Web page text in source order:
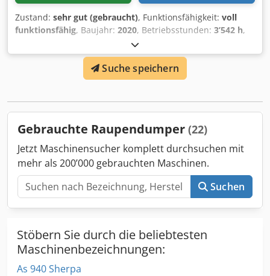
Zustand: sehr gut (gebraucht), Funktionsfähigkeit: voll
funktionsfähig, Baujahr: 2020, Betriebsstunden: 3’542 h,
Maschinen-/Fahrzeugnummer:
MOROOKA RAUPENDUMPER MODELL: MST3000VD
SERIENNR. 30233 JAHR: 2020 STUNDEN: 3542 Dodpfx
Aovumh Eobnsck
Suche speichern
Gebrauchte Raupendumper (22)
Jetzt Maschinensucher komplett durchsuchen mit
mehr als 200’000 gebrauchten Maschinen.
Suchen
Stöbern Sie durch die beliebtesten
Maschinenbezeichnungen:
As 940 Sherpa